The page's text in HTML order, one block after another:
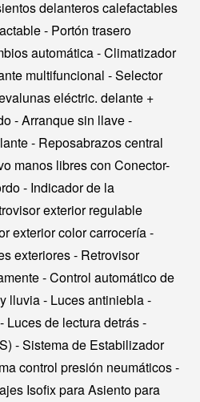
delanteros calefactables
- Portón trasero
automática - Climatizador
multifuncional - Selector
eléctric. delante +
- Arranque sin llave -
- Reposabrazos central
manos libres con Conector-
- Indicador de la
exterior regulable
exterior color carrocería -
exteriores - Retrovisor
- Control automático de
lluvia - Luces antiniebla -
Luces de lectura detrás -
- Sistema de Estabilizador
control presión neumáticos -
Isofix para Asiento para